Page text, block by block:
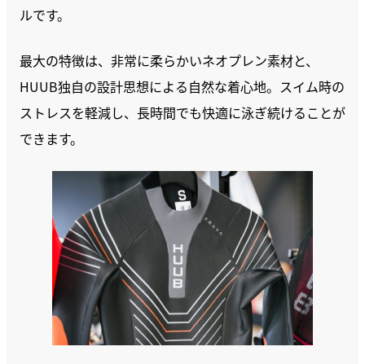
ルです。
最大の特徴は、非常に柔らかいネオプレン素材と、
HUUB独自の設計思想による自然な着心地。スイム時の
ストレスを軽減し、長時間でも快適に泳ぎ続けることが
できます。